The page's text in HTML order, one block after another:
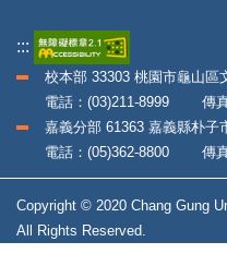
:::
校本部 33303 桃園市龜山區
電話：(03)211-8999 傳真
嘉義分部 61363 嘉義縣朴子
電話：(05)362-8800 傳真
Copyright © 2020 Chang Gung
All Rights Reserved.